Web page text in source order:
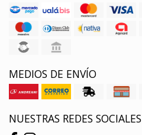
MEDIOS DE ENVÍO
NUESTRAS REDES SOCIALES